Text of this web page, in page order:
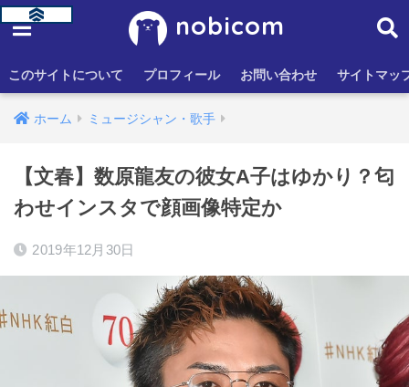
nobicom
このサイトについて プロフィール お問い合わせ サイトマッ
ホーム ミュージシャン・歌手
【文春】数原龍友の彼女A子はゆかり？匂
わせインスタで顔画像特定か
2019年12月30日